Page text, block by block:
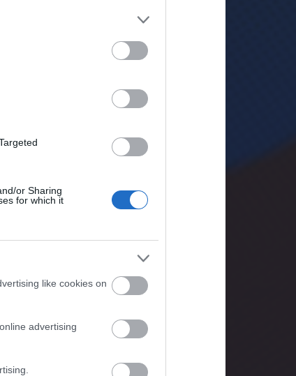
or Sharing
for which it
like cookies on
advertising